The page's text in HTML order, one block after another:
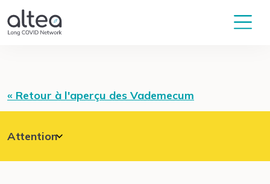
« Retour à l'aperçu des Vademecum
Attention
une meilleure collaboration entre la patiente et